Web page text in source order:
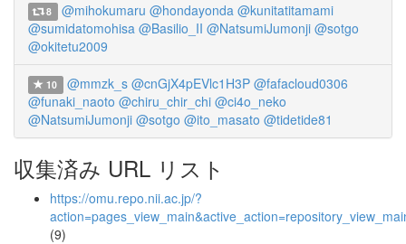
8 @mihokumaru @hondayonda @kunitatitamami
@sumidatomohisa @Basilio_II @NatsumiJumonji @sotgo
@okitetu2009
10 @mmzk_s @cnGjX4pEVlc1H3P @fafacloud0306
@funaki_naoto @chiru_chir_chi @ci4o_neko
@NatsumiJumonji @sotgo @ito_masato @tidetide81
収集済み URL リスト
https://omu.repo.nii.ac.jp/?
(9)